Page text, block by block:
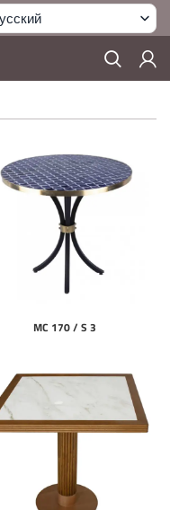
MC 170 / S 3